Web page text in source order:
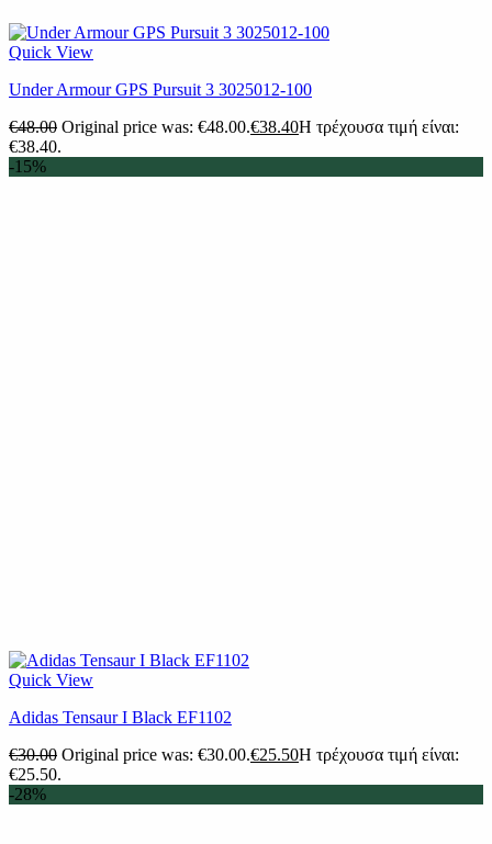
Quick View
Under Armour GPS Pursuit 3 3025012-100
€48.00 Original price was: €48.00.€38.40Η τρέχουσα τιμή είναι:
€38.40.
-15%
Quick View
Adidas Tensaur I Black EF1102
€30.00 Original price was: €30.00.€25.50Η τρέχουσα τιμή είναι:
€25.50.
-28%